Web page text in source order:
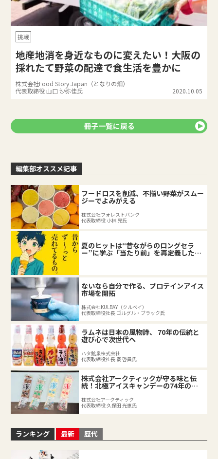
挑戦
地産地消を身近なものに変えたい！大阪の
採れたて野菜の配達で食生活を豊かに
株式会社Food Story Japan（となりの畑）
代表取締役 山口 沙弥佳氏
2020.10.05
冊子一覧に戻る
編集部オススメ記事
フードロスを削減、不揃い野菜がスムー
ジーでよみがえる
株式会社フォレストバンク
代表取締役 小林 亮氏
夏のヒットは“昔ながらのロングセラ
ー”に学ぶ「当たり前」を再定義した企
業の底力
ないなら自分で作る、プロテインアイス
市場を開拓
株式会社KULBAY（クルベイ）
代表取締役社長 ゴルグル・ブラック氏
ラムネは日本の風物詩、 70年の伝統と
遊び心で次世代へ
ハタ鉱泉株式会社
代表取締役社長 秦 啓員氏
株式会社アークティックが守る味と伝
統！北極アイスキャンデーの74年の軌
株式会社アークティック
代表取締役 久保田 光恵氏
ランキング 最新 歴代